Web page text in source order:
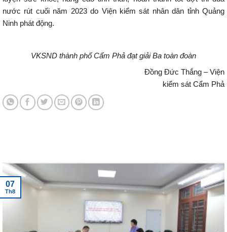
nước rút cuối năm 2023 do Viện kiểm sát nhân dân tỉnh Quảng
Ninh phát động.
VKSND thành phố Cẩm Phả đạt giải Ba toàn đoàn
Đồng Đức Thắng – Viện
kiểm sát Cẩm Phả
07
Th8